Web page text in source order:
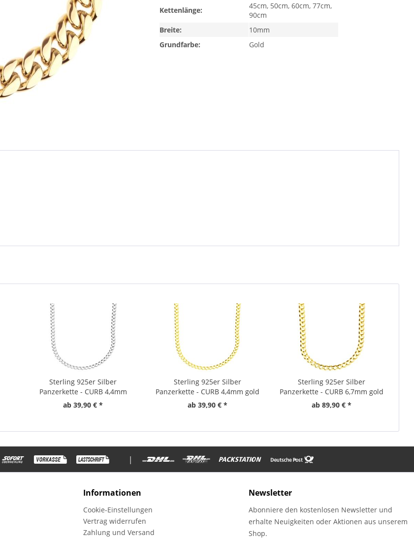
Kettenlänge:
45cm, 50cm, 60cm, 77cm,
90cm
Breite:
10mm
Grundfarbe:
Gold
Sterling 925er Silber
Panzerkette - CURB 4,4mm
ab 39,90 € *
Sterling 925er Silber
Panzerkette - CURB 4,4mm gold
ab 39,90 € *
Sterling 925er Silber
Panzerkette - CURB 6,7mm gold
ab 89,90 € *
|
Informationen
Cookie-Einstellungen
Vertrag widerrufen
Zahlung und Versand
Newsletter
Abonniere den kostenlosen Newsletter und
erhalte Neuigkeiten oder Aktionen aus unserem
Shop.